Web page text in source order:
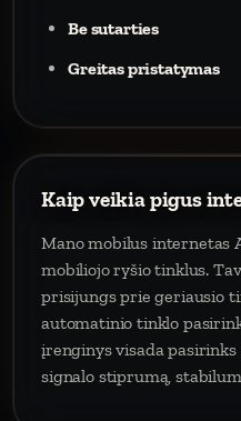
Be sutarties
Greitas pristatymas
Kaip veikia pigus
Mano mobilus internetas
mobiliojo ryšio tinklus.
prisijungs prie geriausio
automatinio tinklo
įrenginys visada
signalo stiprumą,